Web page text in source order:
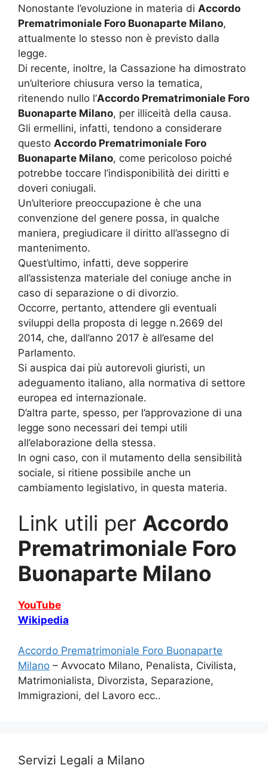
Nonostante l’evoluzione in materia di Accordo
Prematrimoniale Foro Buonaparte Milano,
attualmente lo stesso non è previsto dalla
legge.
Di recente, inoltre, la Cassazione ha dimostrato
un’ulteriore chiusura verso la tematica,
ritenendo nullo l’Accordo Prematrimoniale Foro
Buonaparte Milano, per illiceità della causa.
Gli ermellini, infatti, tendono a considerare
questo Accordo Prematrimoniale Foro
Buonaparte Milano, come pericoloso poiché
potrebbe toccare l’indisponibilità dei diritti e
doveri coniugali.
Un’ulteriore preoccupazione è che una
convenzione del genere possa, in qualche
maniera, pregiudicare il diritto all’assegno di
mantenimento.
Quest’ultimo, infatti, deve sopperire
all’assistenza materiale del coniuge anche in
caso di separazione o di divorzio.
Occorre, pertanto, attendere gli eventuali
sviluppi della proposta di legge n.2669 del
2014, che, dall’anno 2017 è all’esame del
Parlamento.
Si auspica dai più autorevoli giuristi, un
adeguamento italiano, alla normativa di settore
europea ed internazionale.
D’altra parte, spesso, per l’approvazione di una
legge sono necessari dei tempi utili
all’elaborazione della stessa.
In ogni caso, con il mutamento della sensibilità
sociale, si ritiene possibile anche un
cambiamento legislativo, in questa materia.
Link utili per Accordo
Prematrimoniale Foro
Buonaparte Milano
YouTube
Wikipedia
Accordo Prematrimoniale Foro Buonaparte
Milano – Avvocato Milano, Penalista, Civilista,
Matrimonialista, Divorzista, Separazione,
Immigrazioni, del Lavoro ecc..
Servizi Legali a Milano